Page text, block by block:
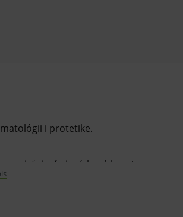
i protetike.
zaisťuje, že je získaná hmota